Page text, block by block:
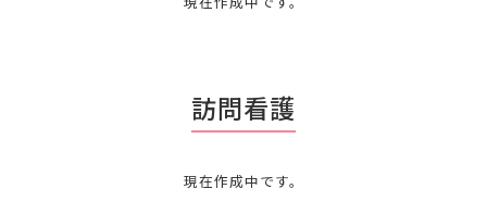
訪問看護
現在作成中です。